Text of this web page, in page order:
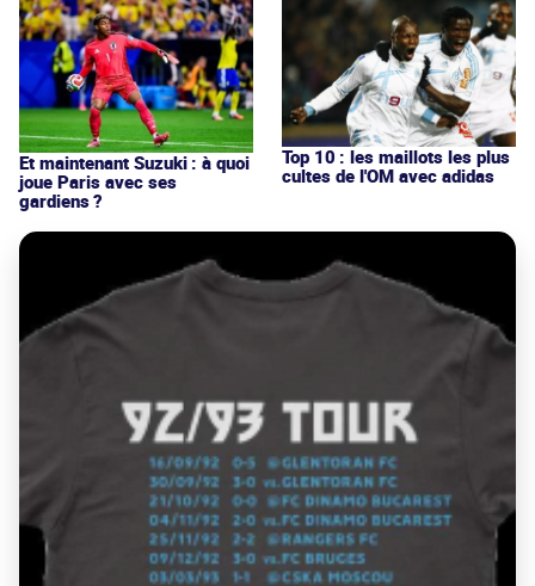
Et maintenant Suzuki : à quoi
joue Paris avec ses
gardiens ?
Top 10 : les maillots les plus
cultes de l'OM avec adidas